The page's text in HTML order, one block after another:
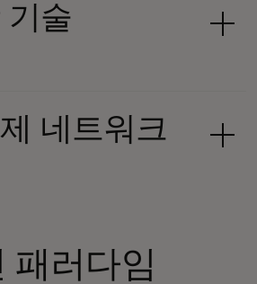
기술
네트워크
패러다임